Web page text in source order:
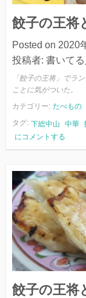
餃子の王将
Posted on 2020
投稿者: 書いてる
「餃子の王将」でラ
ことに気がついた。
カテゴリー: たべもの
タグ: 下総中山 中華
餃
子
王
将
と
シ
ュ
ウ
マ
イ
にコメントする
餃子の王将